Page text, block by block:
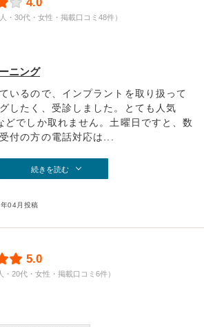
・30代・女性・掲載口コミ48件）
ニング
いるので、インプラントを取り扱って
したく、受診しました。とても人気
どでしか取れません。土曜日ですと、数
付の方の電話対応は...
続きを読む
04月投稿
5.0
・20代・女性・掲載口コミ6件）